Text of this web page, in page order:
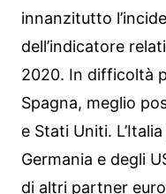
innanzitutto
dell’indicatore
2020. In difficoltà
Spagna, meglio
e Stati Uniti.
Germania e degli
di altri partner